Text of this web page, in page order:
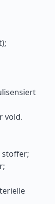
vold.
stoffer;